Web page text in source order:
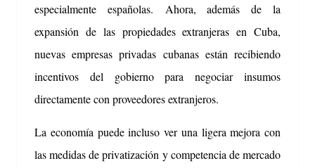
especialmente españolas. Ahora, además de la
expansión de las propiedades extranjeras en Cuba,
nuevas empresas privadas cubanas están recibiendo
incentivos del gobierno para negociar insumos
directamente con proveedores extranjeros.
La economía puede incluso ver una ligera mejora con
las medidas de privatización y competencia de mercado